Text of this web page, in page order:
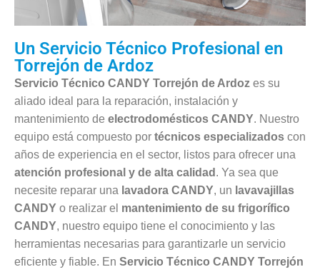
Un Servicio Técnico Profesional en
Torrejón de Ardoz
Servicio Técnico CANDY Torrejón de Ardoz es su
aliado ideal para la reparación, instalación y
mantenimiento de electrodomésticos CANDY. Nuestro
equipo está compuesto por técnicos especializados con
años de experiencia en el sector, listos para ofrecer una
atención profesional y de alta calidad . Ya sea que
necesite reparar una lavadora CANDY, un lavavajillas
CANDY o realizar el mantenimiento de su frigorífico
CANDY, nuestro equipo tiene el conocimiento y las
herramientas necesarias para garantizarle un servicio
eficiente y fiable. En Servicio Técnico CANDY Torrejón